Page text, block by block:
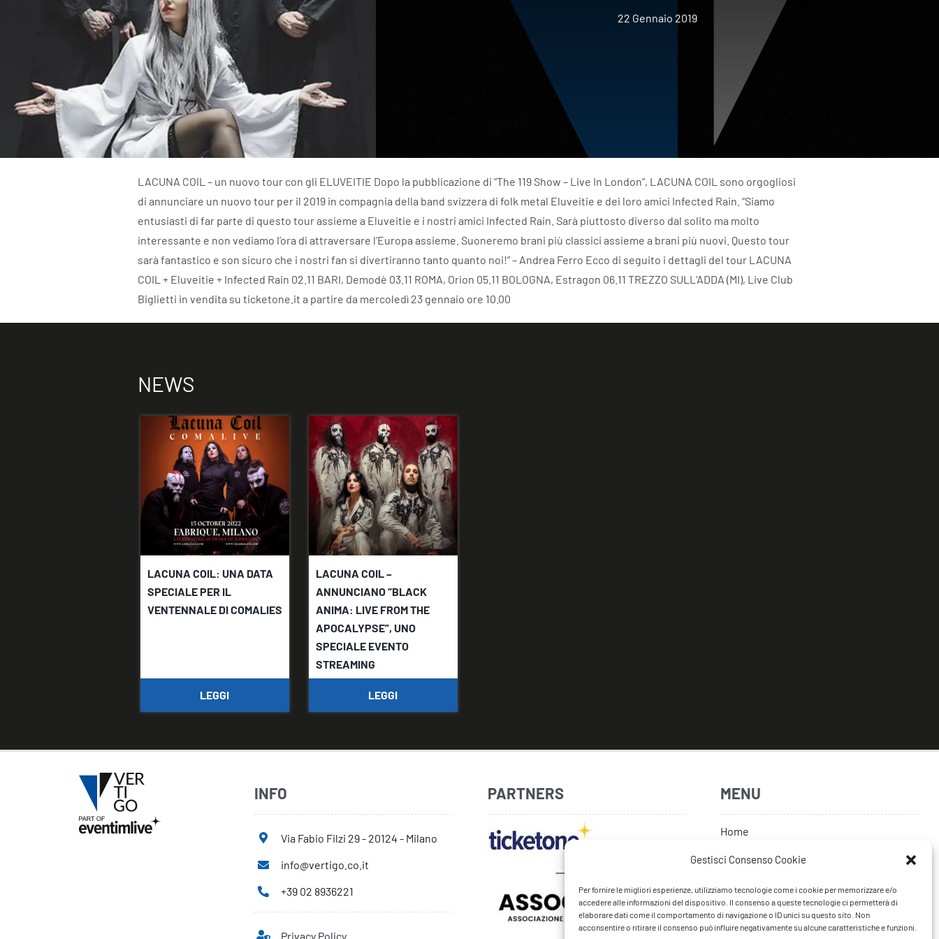
Gestisci Consenso Cookie
Per fornire le migliori esperienze, utilizziamo tecnologie come i cookie per memorizzare e/o
accedere alle informazioni del dispositivo. Il consenso a queste tecnologie ci permetterà di
elaborare dati come il comportamento di navigazione o ID unici su questo sito. Non
acconsentire o ritirare il consenso può influire negativamente su alcune caratteristiche e funzioni.
22 Gennaio 2019
LACUNA COIL – un nuovo tour con gli ELUVEITIE Dopo la pubblicazione di “The 119 Show – Live In London”, LACUNA COIL sono orgogliosi
di annunciare un nuovo tour per il 2019 in compagnia della band svizzera di folk metal Eluveitie e dei loro amici Infected Rain. “Siamo
entusiasti di far parte di questo tour assieme a Eluveitie e i nostri amici Infected Rain. Sarà piuttosto diverso dal solito ma molto
interessante e non vediamo l’ora di attraversare l’Europa assieme. Suoneremo brani più classici assieme a brani più nuovi. Questo tour
sarà fantastico e son sicuro che i nostri fan si divertiranno tanto quanto noi!” – Andrea Ferro Ecco di seguito i dettagli del tour LACUNA
COIL + Eluveitie + Infected Rain 02.11 BARI, Demodè 03.11 ROMA, Orion 05.11 BOLOGNA, Estragon 06.11 TREZZO SULL’ADDA (MI), Live Club
Biglietti in vendita su ticketone.it a partire da mercoledì 23 gennaio ore 10.00
NEWS
LACUNA COIL: UNA DATA
SPECIALE PER IL
VENTENNALE DI COMALIES
LEGGI
LACUNA COIL –
ANNUNCIANO “BLACK
ANIMA: LIVE FROM THE
APOCALYPSE”, UNO
SPECIALE EVENTO
STREAMING
LEGGI
INFO
Via Fabio Filzi 29 - 20124 - Milano
info@vertigo.co.it
+39 02 8936221
Privacy Policy
PARTNERS MENU
Home
Artisti
Tour